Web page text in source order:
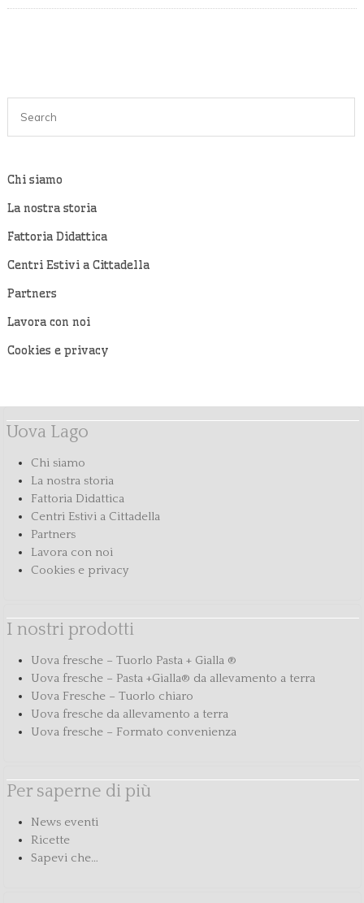
Chi siamo
La nostra storia
Fattoria Didattica
Centri Estivi a Cittadella
Partners
Lavora con noi
Cookies e privacy
Uova Lago
Chi siamo
La nostra storia
Fattoria Didattica
Centri Estivi a Cittadella
Partners
Lavora con noi
Cookies e privacy
I nostri prodotti
Uova fresche – Tuorlo Pasta + Gialla ®
Uova fresche – Pasta +Gialla® da allevamento a terra
Uova Fresche – Tuorlo chiaro
Uova fresche da allevamento a terra
Uova fresche – Formato convenienza
Per saperne di più
News eventi
Ricette
Sapevi che…